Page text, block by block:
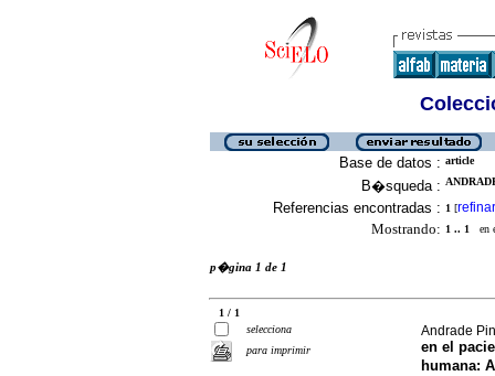
Base de datos : article
B�squeda :
Referencias encontradas : 1 [refinar
Mostrando: 1 .. 1 en
p�gina 1 de 1
1 / 1
selecciona
para imprimir
Andrade
en el
humana: